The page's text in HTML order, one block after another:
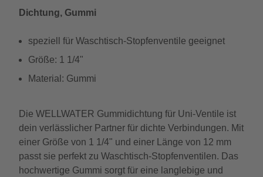
Dichtung, Gummi
speziell für Waschtisch-Stopfenventile geeignet
Größe: 1 1/4"
Material: Gummi
Die WELLWATER Gummidichtung für Uni-Ventile ist
dein verlässlicher Partner für dichte Verbindungen. Mit
einer Größe von 1 1/4" und einer Länge von 12 mm
passt sie perfekt zu Waschtisch-Stopfenventilen. Das
hochwertige Gummi sorgt für eine langlebige und